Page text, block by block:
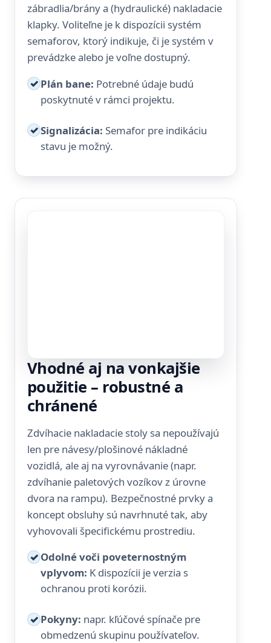
zábradlia/brány a (hydraulické) nakladacie
klapky. Voliteľne je k dispozícii systém
semaforov, ktorý indikuje, či je systém v
prevádzke alebo je voľne dostupný.
✓Plán bane: Potrebné údaje budú
poskytnuté v rámci projektu.
✓Signalizácia: Semafor pre indikáciu
stavu je možný.
Vhodné aj na vonkajšie
použitie – robustné a
chránené
Zdvíhacie nakladacie stoly sa nepoužívajú
len pre návesy/plošinové nákladné
vozidlá, ale aj na vyrovnávanie (napr.
zdvíhanie paletových vozíkov z úrovne
dvora na rampu). Bezpečnostné prvky a
koncept obsluhy sú navrhnuté tak, aby
vyhovovali špecifickému prostrediu.
✓Odolné voči poveternostným
vplyvom: K dispozícii je verzia s
ochranou proti korózii.
✓Pokyny: napr. kľúčové spínače pre
obmedzenú skupinu používateľov.